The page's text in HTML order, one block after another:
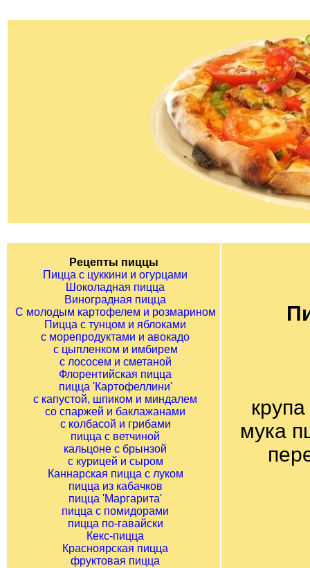
Рецепты пиццы
Пицца с цуккини и огурцами
Шоколадная пицца
Виноградная пицца
С молодым картофелем и розмарином
Пицца с тунцом и яблоками
с морепродуктами и авокадо
с цыпленком и имбирем
с лососем и сметаной
Флорентийская пицца
пицца 'Картофеллини'
с капустой, шпиком и миндалем
со спаржей и баклажанами
с колбасой и грибами
пицца с ветчиной
кальцоне с брынзой
с курицей и сыром
Каннарская пицца с луком
пицца из кабачков
пицца 'Маргарита'
пицца с помидорами
пицца по-гавайски
Кекс-пицца
Красноярская пицца
фруктовая пицца
мука